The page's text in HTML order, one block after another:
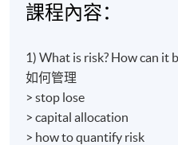
課程內容：
1) What is risk? How can it
如何管理
> stop lose
> capital allocation
> how to quantify risk